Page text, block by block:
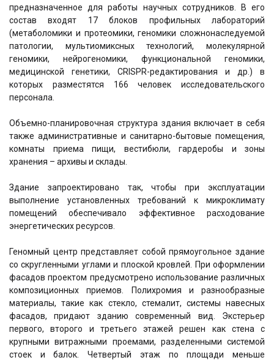
предназначенное для работы научных сотрудников. В его
состав входят 17 блоков профильных лабораторий
(метаболомики и протеомики, геномики сложнонаследуемой
патологии, мультиомиксных технологий, молекулярной
геномики, нейрогеномики, функциональной геномики,
медицинской генетики, CRISPR-редактирования и др.) в
которых разместятся 166 человек исследовательского
персонала.
Объемно-планировочная структура здания включает в себя
также административные и санитарно-бытовые помещения,
комнаты приема пищи, вестибюли, гардеробы и зоны
хранения – архивы и склады.
Здание запроектировано так, чтобы при эксплуатации
выполнение установленных требований к микроклимату
помещений обеспечивало эффективное расходование
энергетических ресурсов.
Геномный центр представляет собой прямоугольное здание
со скругленными углами и плоской кровлей. При оформлении
фасадов проектом предусмотрено использование различных
композиционных приемов. Полихромия и разнообразные
материалы, такие как стекло, стемалит, системы навесных
фасадов, придают зданию современный вид. Экстерьер
первого, второго и третьего этажей решен как стена с
крупными витражными проемами, разделенными системой
стоек и балок. Четвертый этаж по площади меньше